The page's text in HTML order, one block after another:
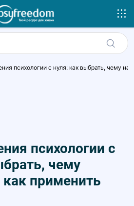
психологии с нуля: как выбрать, чему
психологии с
чему
как применить